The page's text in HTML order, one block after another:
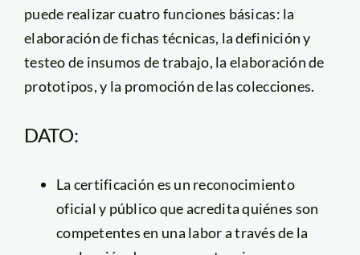
puede realizar cuatro funciones básicas: la
elaboración de fichas técnicas, la definición y
testeo de insumos de trabajo, la elaboración de
prototipos, y la promoción de las colecciones.
DATO:
La certificación es un reconocimiento
oficial y público que acredita quiénes son
competentes en una labor a través de la